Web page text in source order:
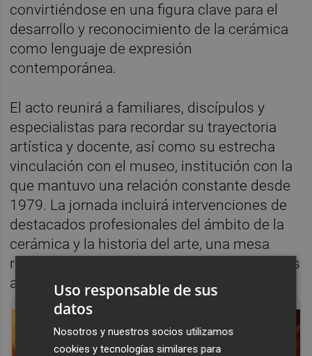
convirtiéndose en una figura clave para el
desarrollo y reconocimiento de la cerámica
como lenguaje de expresión
contemporánea.
El acto reunirá a familiares, discípulos y
especialistas para recordar su trayectoria
artística y docente, así como su estrecha
vinculación con el museo, institución con la
que mantuvo una relación constante desde
1979. La jornada incluirá intervenciones de
destacados profesionales del ámbito de la
cerámica y la historia del arte, una mesa
redonda y la proyección de vídeos dedicados
al artista.Uso responsable de sus
datos
Nosotros y nuestros socios utilizamos
cookies y tecnologías similares para